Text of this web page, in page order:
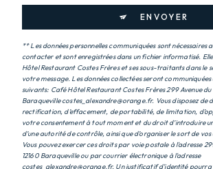
ENVOYER
** Les données personnelles communiquées sont nécessaires
contacter et sont enregistrées dans un fichier informatisé.
Hôtel Restaurant Costes Frères et ses sous-traitants dans le
votre message. Les données collectées seront
suivants: Café Hôtel Restaurant Costes Frères 299 Avenue du
Baraqueville costes_alexandre@orange.fr. Vous disposez de
rectification, d’effacement, de portabilité, de limitation,
votre consentement à tout moment et du droit d’introduire
d’une autorité de contrôle, ainsi que d’organiser le sort de
Vous pouvez exercer ces droits par voie postale à l'adresse
12160 Baraqueville ou par courrier électronique à l'adresse
costes_alexandre@orange.fr. Un justificatif d'identité pourra